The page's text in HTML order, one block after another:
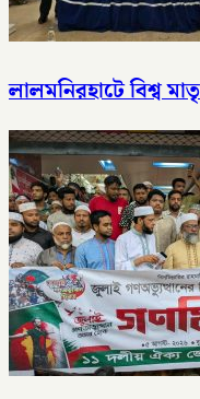
লালমনিরহাটে বিশ্ব